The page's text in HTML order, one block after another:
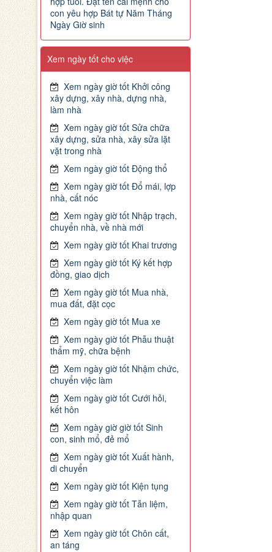
con yêu hợp Bát tự Năm Tháng
Ngày Giờ sinh
Xem ngày tốt cho việc
Xem ngày giờ tốt Khởi công
xây dựng, xây nhà, dựng nhà,
làm nhà
Xem ngày giờ tốt Sửa chữa
xây dựng, sửa nhà, xây sửa lặt
vặt trong nhà
Xem ngày giờ tốt Động thổ
Xem ngày giờ tốt Đổ mái, lợp
nhà, cất nóc
Xem ngày giờ tốt Nhập trạch,
chuyển nhà, về nhà mới
Xem ngày giờ tốt Khai trương
Xem ngày giờ tốt Ký kết hợp
đồng, giao dịch
Xem ngày giờ tốt Mua nhà,
mua đất, đặt cọc
Xem ngày giờ tốt Mua xe
Xem ngày giờ tốt Phẫu thuật
thẩm mỹ, chữa bệnh
Xem ngày giờ tốt Nhậm chức,
chuyển việc làm
Xem ngày giờ tốt Cưới hỏi,
kết hôn
Xem ngày giờ giờ tốt Sinh
con, sinh mổ, đẻ mổ
Xem ngày giờ tốt Xuất hành,
di chuyển
Xem ngày giờ tốt Kiện tụng
Xem ngày giờ tốt Tẫn liệm,
nhập quan
Xem ngày giờ tốt Chôn cất,
an táng